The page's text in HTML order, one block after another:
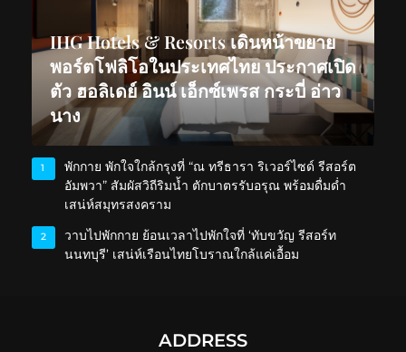
IHG Hotels & Resorts เดินหน้าขยาย
พอร์ตโฟลิโอในประเทศไทย ประกาศเปิด
ตัว ฮอลิเดย์ อินน์ เอ็กซ์เพรส กระบี่ อ่าว
นาง
1
พักกาย พักใจใกล้กรุงที่ “ณ ทรีธารา ริเวอร์ไซด์ รีสอร์ต
อัมพวา” สัมผัสวิถีริมน้ำ ตักบาตรรับอรุณ พร้อมดื่มด่ำ
เสน่ห์สมุทรสงคราม
2
วาบไปพักกาย ย้อนเวลาไปพักใจที่ ‘ทับขวัญ รีสอร์ท
นนทบุรี’ เสน่ห์เรือนไทยโบราณใกล้แค่เอื้อม
ADDRESS